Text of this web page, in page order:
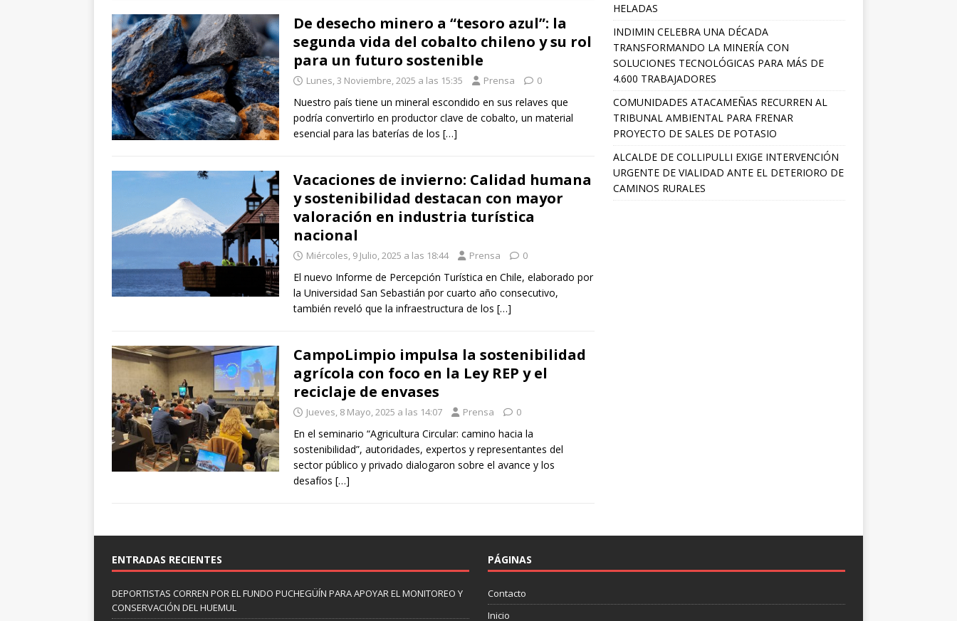
De desecho minero a “tesoro azul”: la
segunda vida del cobalto chileno y su rol
para un futuro sostenible
Lunes, 3 Noviembre, 2025 a las 15:35 Prensa 0
Nuestro país tiene un mineral escondido en sus relaves que
podría convertirlo en productor clave de cobalto, un material
esencial para las baterías de los […]
Vacaciones de invierno: Calidad humana
y sostenibilidad destacan con mayor
valoración en industria turística
nacional
Miércoles, 9 Julio, 2025 a las 18:44 Prensa 0
El nuevo Informe de Percepción Turística en Chile, elaborado por
la Universidad San Sebastián por cuarto año consecutivo,
también reveló que la infraestructura de los […]
CampoLimpio impulsa la sostenibilidad
agrícola con foco en la Ley REP y el
reciclaje de envases
Jueves, 8 Mayo, 2025 a las 14:07 Prensa 0
En el seminario “Agricultura Circular: camino hacia la
sostenibilidad”, autoridades, expertos y representantes del
sector público y privado dialogaron sobre el avance y los
desafíos […]
HELADAS
INDIMIN CELEBRA UNA DÉCADA
TRANSFORMANDO LA MINERÍA CON
SOLUCIONES TECNOLÓGICAS PARA MÁS DE
4.600 TRABAJADORES
COMUNIDADES ATACAMEÑAS RECURREN AL
TRIBUNAL AMBIENTAL PARA FRENAR
PROYECTO DE SALES DE POTASIO
ALCALDE DE COLLIPULLI EXIGE INTERVENCIÓN
URGENTE DE VIALIDAD ANTE EL DETERIORO DE
CAMINOS RURALES
ENTRADAS RECIENTES
DEPORTISTAS CORREN POR EL FUNDO PUCHEGÜÍN PARA APOYAR EL MONITOREO Y
CONSERVACIÓN DEL HUEMUL
PÁGINAS
Contacto
Inicio